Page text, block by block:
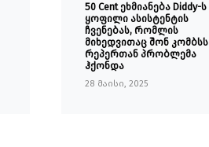
50 Cent ეხმიანება Diddy-ს
ყოფილი ასისტენტის
ჩვენებას, რომლის
მიხედვითაც შონ კომბსს
რეპერთან პრობლემა
ჰქონდა
28 მაისი, 2025